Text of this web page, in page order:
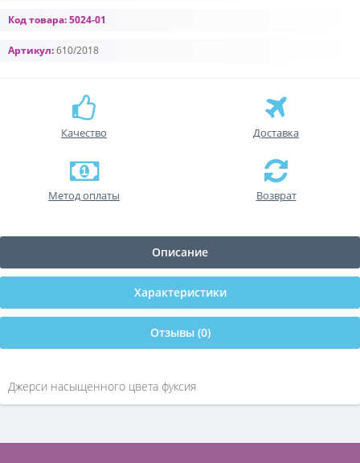
Код товара:5024-01
Артикул:610/2018
Качество Доставка
Метод оплаты Возврат
Описание
Характеристики
Отзывы (0)
Джерси насыщенного цвета фуксия